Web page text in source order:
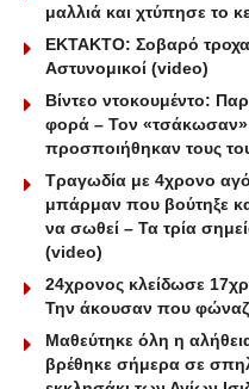
μαλλιά και χτύπησε το
ΕΚΤΑΚΤΟ: Σοβαρό
Αστυνομικοί (video)
Βίντεο ντοκουμέντο:
φορά – Τον «τσάκωσαν»
προσποιήθηκαν τους
Τραγωδία με 4χρονο
μπάρμαν που βούτηξε
να σωθεί – Τα τρία
(video)
24χρονος κλείδωσε
Την άκουσαν που
Μαθεύτηκε όλη η
βρέθηκε σήμερα σε